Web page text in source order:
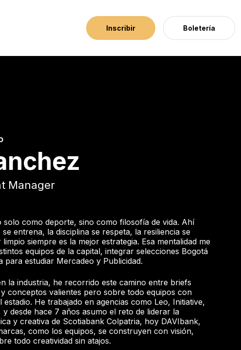
Inscribir Boletería
Manager
solo como deporte, sino como filosofía de vida. Ahí
entrena, la disciplina se respeta, la resiliencia se
siempre es la mejor estrategia. Esa mentalidad me
equipos de la capital, integrar selecciones Bogotá
para estudiar Mercadeo y Publicidad.
la industria, he recorrido este camino entre briefs
conceptos valientes pero sobre todo equipos con
estadio. He trabajado en agencias como Leo, Initiative,
desde hace 7 años asumo el reto de liderar la
y creativa de Scotiabank Colpatria, hoy DAVIbank,
como los equipos, se construyen con visión,
todo creatividad sin atajos.